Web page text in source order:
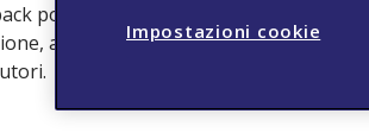
positivo e dai suggerimenti ricevuti.
ad esempio selezionando
Impostazioni cookie